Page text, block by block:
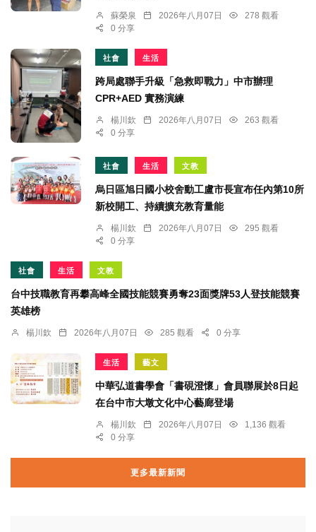
蘇榮泉 2026年八月07日
278 觀看
0 分享
社會 生活
跨局處聯手升級「急救即戰力」中市辦理
CPR+AED 實務演練
楊川欽 2026年八月07日
263 觀看
0 分享
社會 生活 文教
烏日區旭日國小校舍動工盧市長宣布任內第10所
新校開工、持續擴充教育量能
楊川欽 2026年八月07日
295 觀看
0 分享
社會 生活 文教
台中技職教育再攀高峰全國技能競賽勇奪23面獎牌53人登技能競賽
英雄榜
楊川欽 2026年八月07日 285 觀看 0 分享
生活 藝文
中華弘道書學會「書硯澄懷」會員聯展於8日起
在台中市大墩文化中心藝廊登場
楊川欽 2026年八月07日
1,136 觀看
0 分享
更多最新新聞